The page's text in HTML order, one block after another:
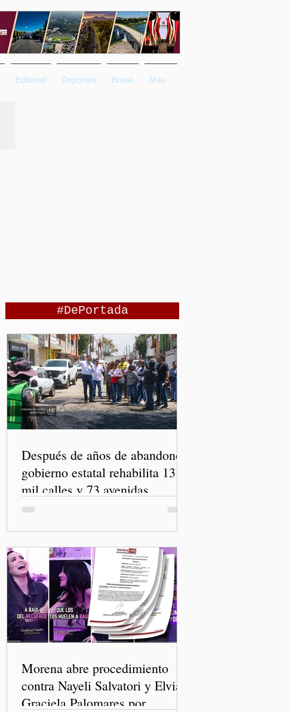
Editorial Deportes Break Más...
#DePortada
Después de años de abandono,
gobierno estatal rehabilita 13
mil calles y 73 avenidas
Morena abre procedimiento
contra Nayeli Salvatori y Elvia
Graciela Palomares por